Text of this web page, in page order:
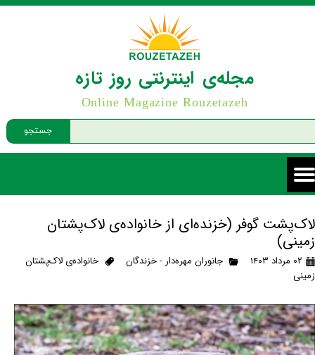
جستجو
مجله‌ی اینترنتی روز تازه
Online Magazine Rouzetazeh
لاک‌پشت گوفر (خزنده‌ای از خانواده‌ی لاک‌پشتان
زمینی)
۰۲ مرداد ۱۴۰۳ جانوران مهره‌دار - خزندگان
خانواده‌ی لاک‌پشتان
زمینی